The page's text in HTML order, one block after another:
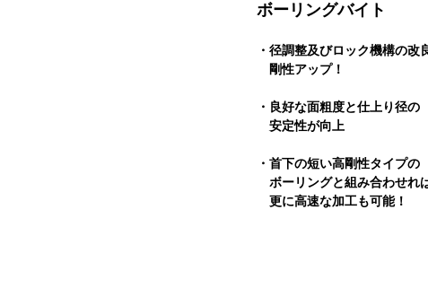
ボーリングバイト
・径調整及びロック機構の改
剛性アップ！
・良好な面粗度と仕上り径の
安定性が向上
・首下の短い高剛性タイプの
ボーリングと組み合わせれ
更に高速な加工も可能！